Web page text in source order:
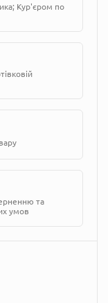
Кур'єром по
та
умов